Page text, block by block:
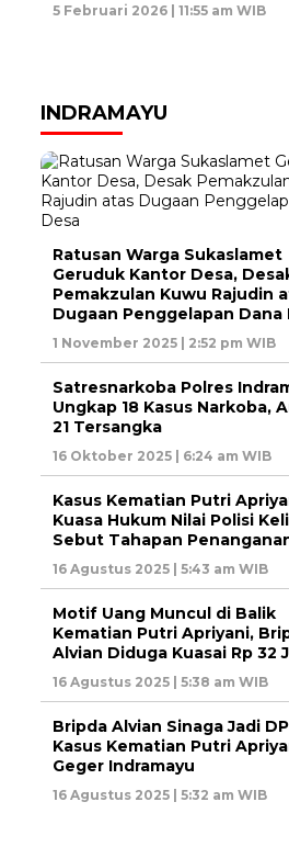
5 Februari 2026 | 11:55 am WIB
INDRAMAYU
Ratusan Warga Sukaslamet
Geruduk Kantor Desa,
Pemakzulan Kuwu Rajudin
Dugaan Penggelapan Dana
1 November 2025 | 2:52 pm WIB
Satresnarkoba Polres
Ungkap 18 Kasus Narkoba,
21 Tersangka
16 Oktober 2025 | 6:24 am WIB
Kasus Kematian Putri
Kuasa Hukum Nilai Polisi
Sebut Tahapan
16 Agustus 2025 | 5:43 am WIB
Motif Uang Muncul di Balik
Kematian Putri Apriyani,
Alvian Diduga Kuasai Rp 32
16 Agustus 2025 | 5:38 am WIB
Bripda Alvian Sinaga Jadi
Kasus Kematian Putri
Geger Indramayu
16 Agustus 2025 | 5:32 am WIB